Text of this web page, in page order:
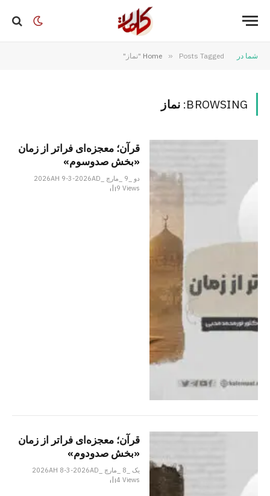
شما در Home » Posts Tagged "نماز"
BROWSING: نماز
قرآن؛ معجزه‌ای فراتر از زمان
«بخش صدوسوم»
دو _9 _مارچ _2026AH 9-3-2026AD
9Views
قرآن؛ معجزه‌ای فراتر از زمان
«بخش صدودوم»
یک _8 _مارچ _2026AH 8-3-2026AD
4Views